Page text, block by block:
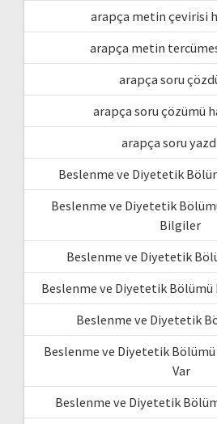
arapça metin çevirisi
arapça metin
arapça soru
arapça soru çözümü
arapça soru
Beslenme ve Diyetetik
Beslenme ve Diyetetik
Bilgiler
Beslenme ve Diyetetik
Beslenme ve Diyetetik Bölümü
Beslenme ve Diyetetik
Beslenme ve Diyetetik
Var
Beslenme ve Diyetetik